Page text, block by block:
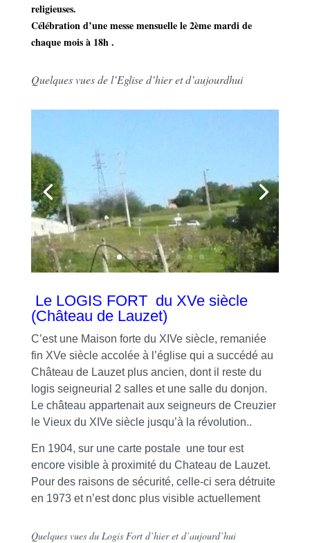
religieuses.
Célébration d’une messe mensuelle le 2ème mardi de
chaque mois à 18h .
Quelques vues de l’Eglise d’hier et d’aujourdhui
Le LOGIS FORT du XVe siècle
(Château de Lauzet)
C’est une Maison forte du XIVe siècle, remaniée
fin XVe siècle accolée à l’église qui a succédé au
Château de Lauzet plus ancien, dont il reste du
logis seigneurial 2 salles et une salle du donjon.
Le château appartenait aux seigneurs de Creuzier
le Vieux du XIVe siècle jusqu’à la révolution..
En 1904, sur une carte postale une tour est
encore visible à proximité du Chateau de Lauzet.
Pour des raisons de sécurité, celle-ci sera détruite
en 1973 et n’est donc plus visible actuellement
Quelques vues du Logis Fort d’hier et d’aujourd’hui